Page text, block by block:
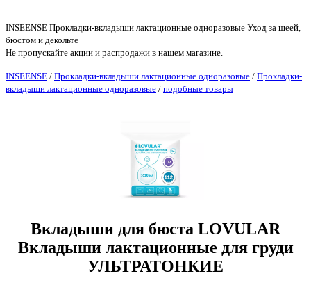
INSEENSE Прокладки-вкладыши лактационные одноразовые Уход за шеей,
бюстом и декольте
Не пропускайте акции и распродажи в нашем магазине.
INSEENSE / Прокладки-вкладыши лактационные одноразовые / Прокладки-
вкладыши лактационные одноразовые / подобные товары
Вкладыши для бюста LOVULAR
Вкладыши лактационные для груди
УЛЬТРАТОНКИЕ